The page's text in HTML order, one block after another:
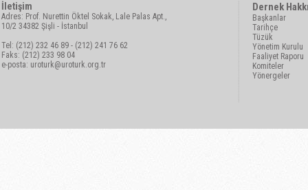
İletişim
Adres: Prof. Nurettin Öktel Sokak, Lale Palas Apt.,
10/2 34382 Şişli - İstanbul
Tel: (212) 232 46 89 - (212) 241 76 62
Faks: (212) 233 98 04
e-posta: uroturk@uroturk.org.tr
Dernek
Başkanlar
Tarihçe
Tüzük
Yönetim Kurulu
Faaliyet Raporu
Komiteler
Yönergeler